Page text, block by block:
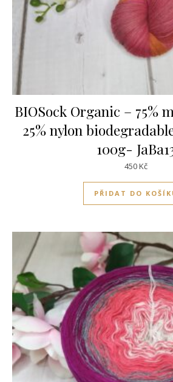
BIOSock Organic – 75%
25% nylon
100g-
450Kč
PŘIDAT DO